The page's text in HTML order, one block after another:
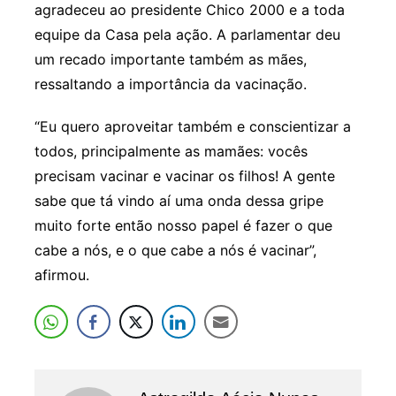
agradeceu ao presidente Chico 2000 e a toda
equipe da Casa pela ação. A parlamentar deu
um recado importante também as mães,
ressaltando a importância da vacinação.
“Eu quero aproveitar também e conscientizar a
todos, principalmente as mamães: vocês
precisam vacinar e vacinar os filhos! A gente
sabe que tá vindo aí uma onda dessa gripe
muito forte então nosso papel é fazer o que
cabe a nós, e o que cabe a nós é vacinar”,
afirmou.